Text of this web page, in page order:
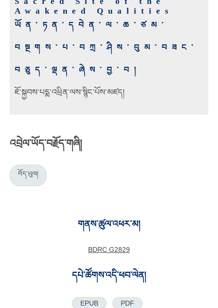
Awakened Qualities
ཡོན་ཏན་དབེན་ལ་ཆ་ཙམ་
བསྔགས་པ་བཀྲ་ཤིས་བུམ་བཟང་
བཅུད་ལྡན་ཞེས་བྱ་བ།
ཇོ་སྐྱབས་པདྨ་འཕྲིན་ལས་སྙིང་པོས་མཛད།
འབྲེལ་ཡོད་བརྗོད་གཞི།
བོད་ཡུལ།
གནས་ཚུལ་འཕར་མ།
BDRC G2829
དཔེ་ཚོགས་འདི་ཕབ་ལེན།
EPUB PDF